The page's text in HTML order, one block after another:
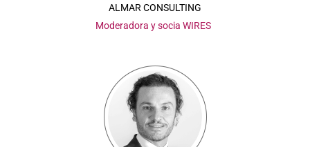
ALMAR CONSULTING
Moderadora y socia WIRES